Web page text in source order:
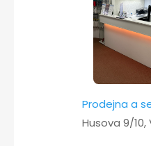
Prodejna a
Husova 9/10,